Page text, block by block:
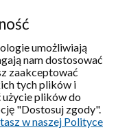
gdzie
miejscu jest
umożliwiają
nam dostosować
zaakceptować
tych plików i
użycie plików do
"Dostosuj zgody".
w naszej Polityce